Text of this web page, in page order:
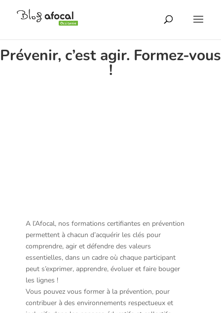
Prévenir, c’est agir. Formez-vous
!
A l’Afocal, nos formations certifiantes en prévention
permettent à chacun d’acquérir les clés pour
comprendre, agir et défendre des valeurs
essentielles, dans un cadre où chaque participant
peut s’exprimer, apprendre, évoluer et faire bouger
les lignes !
Vous pouvez vous former à la prévention, pour
contribuer à des environnements respectueux et